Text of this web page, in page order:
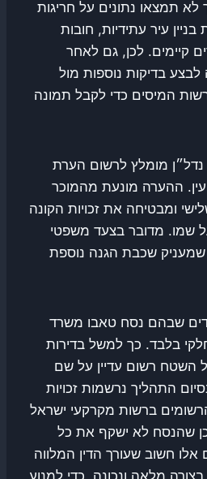
תמצאו נתונים על חריגות
בניין עיר עתידיות, חובות
קיימים. לכן, גם לאחר
בדיקות נוספות מול
המיסים כדי לקבל תמונה
מומלץ לרשום הערת
ההערה מונעת מהמוכר
ומבטיחה את זכויות הקונה
שמו. מדובר בצעד משפטי
שמעניק שכבת הגנה נוספת
שבהם נסח טאבו משרד
בלבד. כך למשל בדירות
השטח רשום עדיין על שם
התהליך נרשמות זכויות
ברשות מקרקעי ישראל
שהנסח לא ישקף את כל
חשוב שעורך הדין המלווה
מלאה ונכונה, כדי למנוע